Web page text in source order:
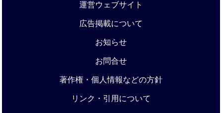
運営ウェブサイト
広告掲載について
お知らせ
お問合せ
著作権・個人情報などの方針
リンク・引用について